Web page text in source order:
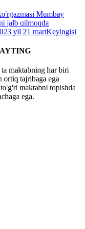
Mumbay
jalb qilmoqda
yil 21 martKeyingisi
maktabning har biri
tajribaga ega
maktabni topishda
ega.